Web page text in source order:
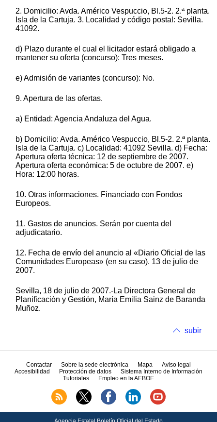
2. Domicilio: Avda. Américo Vespuccio, Bl.5-2. 2.ª planta.
Isla de la Cartuja. 3. Localidad y código postal: Sevilla.
41092.
d) Plazo durante el cual el licitador estará obligado a
mantener su oferta (concurso): Tres meses.
e) Admisión de variantes (concurso): No.
9. Apertura de las ofertas.
a) Entidad: Agencia Andaluza del Agua.
b) Domicilio: Avda. Américo Vespuccio, Bl.5-2. 2.ª planta.
Isla de la Cartuja. c) Localidad: 41092 Sevilla. d) Fecha:
Apertura oferta técnica: 12 de septiembre de 2007.
Apertura oferta económica: 5 de octubre de 2007. e)
Hora: 12:00 horas.
10. Otras informaciones. Financiado con Fondos
Europeos.
11. Gastos de anuncios. Serán por cuenta del
adjudicatario.
12. Fecha de envío del anuncio al «Diario Oficial de las
Comunidades Europeas» (en su caso). 13 de julio de
2007.
Sevilla, 18 de julio de 2007.-La Directora General de
Planificación y Gestión, María Emilia Sainz de Baranda
Muñoz.
subir
Contactar Sobre la sede electrónica Mapa
Aviso legal
Accesibilidad
Protección de datos
Sistema Interno de Información
Tutoriales
Empleo en la AEBOE